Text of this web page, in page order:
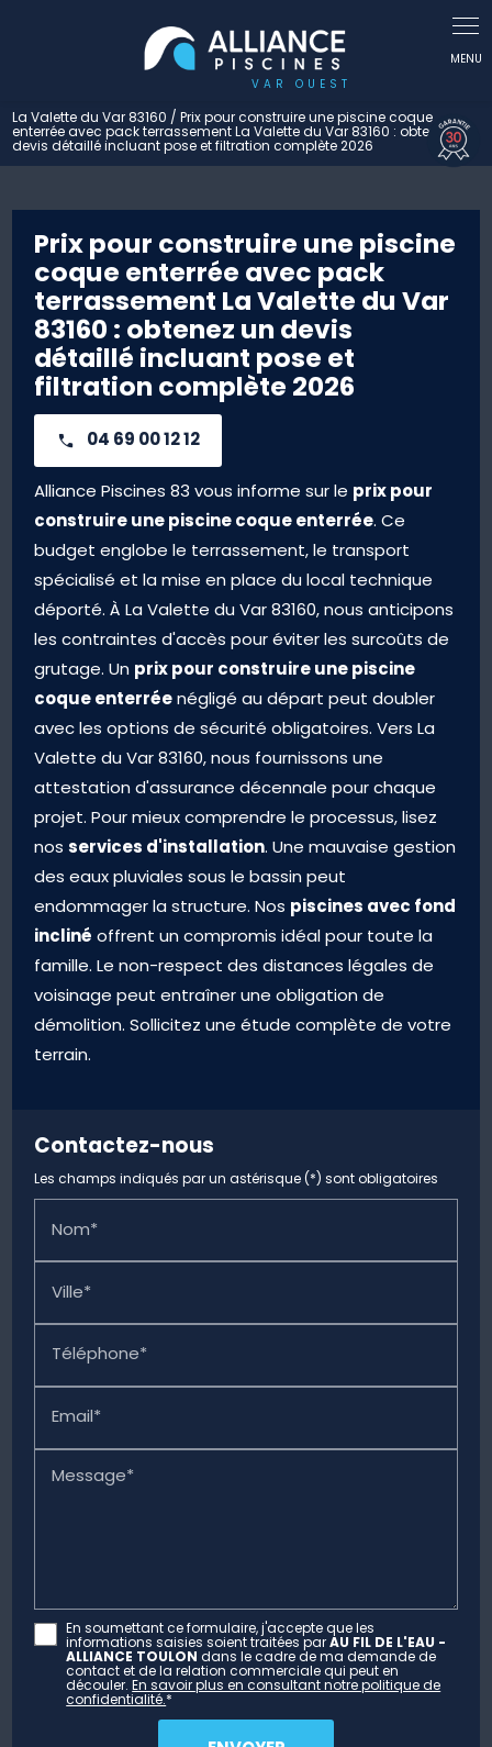
La Valette du Var 83160 / Prix pour construire une piscine coque
enterrée avec pack terrassement La Valette du Var 83160 : obtenez un
devis détaillé incluant pose et filtration complète 2026
Prix pour construire une piscine
coque enterrée avec pack
terrassement La Valette du Var
83160 : obtenez un devis
détaillé incluant pose et
filtration complète 2026
04 69 00 12 12
Alliance Piscines 83 vous informe sur le prix pour
construire une piscine coque enterrée. Ce
budget englobe le terrassement, le transport
spécialisé et la mise en place du local technique
déporté. À La Valette du Var 83160, nous anticipons
les contraintes d'accès pour éviter les surcoûts de
grutage. Un prix pour construire une piscine
coque enterréenégligé au départ peut doubler
avec les options de sécurité obligatoires. Vers La
Valette du Var 83160, nous fournissons une
attestation d'assurance décennale pour chaque
projet. Pour mieux comprendre le processus, lisez
nosservices d'installation. Une mauvaise gestion
des eaux pluviales sous le bassin peut
endommager la structure. Nos piscines avec fond
incliné offrent un compromis idéal pour toute la
famille. Le non-respect des distances légales de
voisinage peut entraîner une obligation de
démolition. Sollicitez une étude complète de votre
terrain.
Contactez-nous
Les champs indiqués par un astérisque (*) sont obligatoires
Nom*
Ville*
Téléphone*
Email*
Message*
En soumettant ce formulaire, j'accepte que les
informations saisies soient traitées parAU FIL DE L'EAU -
ALLIANCE TOULON dans le cadre de ma demande de
contact et de la relation commerciale qui peut en
découler.En savoir plus en consultant notre politique de
confidentialité.*